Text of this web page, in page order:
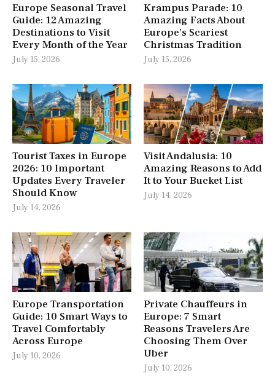
Europe Seasonal Travel
Guide: 12 Amazing
Destinations to Visit
Every Month of the Year
July 15, 2026
Krampus Parade: 10
Amazing Facts About
Europe’s Scariest
Christmas Tradition
July 15, 2026
Tourist Taxes in Europe
2026: 10 Important
Updates Every Traveler
Should Know
July 14, 2026
Visit Andalusia: 10
Amazing Reasons to Add
It to Your Bucket List
July 14, 2026
Europe Transportation
Guide: 10 Smart Ways to
Travel Comfortably
Across Europe
July 10, 2026
Private Chauffeurs in
Europe: 7 Smart
Reasons Travelers Are
Choosing Them Over
Uber
July 10, 2026